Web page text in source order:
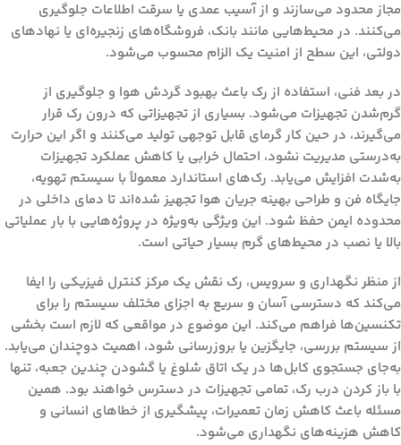
مجاز محدود می‌سازند و از آسیب عمدی یا سرقت اطلاعات جلوگیری
می‌کنند. در محیط‌هایی مانند بانک، فروشگاه‌های زنجیره‌ای یا نهادهای
دولتی، این سطح از امنیت یک الزام محسوب می‌شود.
در بعد فنی، استفاده از رک باعث بهبود گردش هوا و جلوگیری از
گرم‌شدن تجهیزات می‌شود. بسیاری از تجهیزاتی که درون رک قرار
می‌گیرند، در حین کار گرمای قابل توجهی تولید می‌کنند و اگر این حرارت
به‌درستی مدیریت نشود، احتمال خرابی یا کاهش عملکرد تجهیزات
به‌شدت افزایش می‌یابد. رک‌های استاندارد معمولاً با سیستم تهویه،
جایگاه فن و طراحی بهینه جریان هوا تجهیز شده‌اند تا دمای داخلی در
محدوده ایمن حفظ شود. این ویژگی به‌ویژه در پروژه‌هایی با بار عملیاتی
بالا یا نصب در محیط‌های گرم بسیار حیاتی است.
از منظر نگهداری و سرویس، رک نقش یک مرکز کنترل فیزیکی را ایفا
می‌کند که دسترسی آسان و سریع به اجزای مختلف سیستم را برای
تکنسین‌ها فراهم می‌کند. این موضوع در مواقعی که لازم است بخشی
از سیستم بررسی، جایگزین یا بروزرسانی شود، اهمیت دوچندان می‌یابد.
به‌جای جستجوی کابل‌ها در یک اتاق شلوغ یا گشودن چندین جعبه، تنها
با باز کردن درب رک، تمامی تجهیزات در دسترس خواهند بود. همین
مسئله باعث کاهش زمان تعمیرات، پیشگیری از خطاهای انسانی و
کاهش هزینه‌های نگهداری می‌شود.